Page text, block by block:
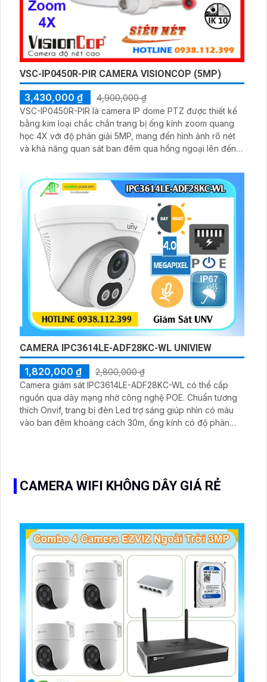
VSC-IP0450R-PIR CAMERA VISIONCOP (5MP)
3,430,000 ₫
4,900,000 ₫
VSC-IP0450R-PIR là camera IP dome PTZ được thiết kế
bằng kim loại chắc chắn trang bị ống kính zoom quang
học 4X với độ phân giải 5MP, mang đến hình ảnh rõ nét
và khả năng quan sát ban đêm qua hồng ngoại lên đến
chuẩn IP66 chống nước, bụi và IK10 chống va đập, đảm
bảo hoạt động ổn định trong các điều kiện môi trường
khắc nghiệt
CAMERA IPC3614LE-ADF28KC-WL UNIVIEW
1,820,000 ₫
2,800,000 ₫
Camera giám sát IPC3614LE-ADF28KC-WL có thể cấp
nguồn qua dây mạng nhờ công nghệ POE. Chuẩn tương
thích Onvif, trang bị đèn Led trợ sáng giúp nhìn có màu
vào ban đêm khoảng cách 30m, ống kính có độ phân
CAMERA WIFI KHÔNG DÂY GIÁ RẺ